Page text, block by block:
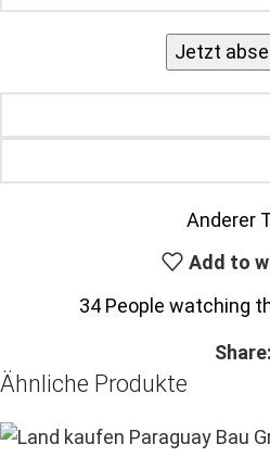
Anderer
Add to
34 People watching
Share:
Ähnliche Produkte